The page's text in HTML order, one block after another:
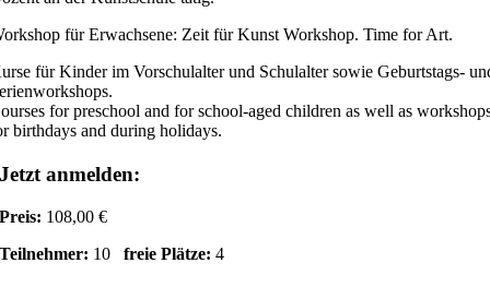
für Erwachsene: Zeit für Kunst Workshop. Time for Art.
für Kinder im Vorschulalter und Schulalter sowie Geburtstags-
for preschool and for school-aged children as well as
birthdays and during holidays.
Jetzt anmelden:
Preis: 108,00 €
Teilnehmer: 10freie Plätze: 4